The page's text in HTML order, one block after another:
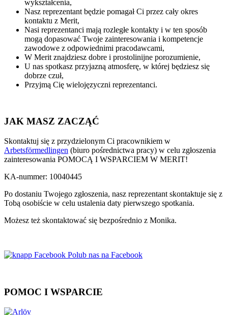
wykształcenia,
Nasz reprezentant będzie pomagał Ci przez cały okres
kontaktu z Merit,
Nasi reprezentanci mają rozległe kontakty i w ten sposób
mogą dopasować Twoje zainteresowania i kompetencje
zawodowe z odpowiednimi pracodawcami,
W Merit znajdziesz dobre i prostolinijne porozumienie,
U nas spotkasz przyjazną atmosferę, w której będziesz się
dobrze czuł,
Przyjmą Cię wielojęzyczni reprezentanci.
JAK MASZ ZACZĄĆ
Skontaktuj się z przydzielonym Ci pracownikiem w
Arbetsförmedlingen (biuro pośrednictwa pracy) w celu zgłoszenia
zainteresowania POMOCĄ I WSPARCIEM W MERIT!
KA-nummer: 10040445
Po dostaniu Twojego zgłoszenia, nasz reprezentant skontaktuje się z
Tobą osobiście w celu ustalenia daty pierwszego spotkania.
Możesz też skontaktować się bezpośrednio z Monika.
Polub nas na Facebook
POMOC I WSPARCIE